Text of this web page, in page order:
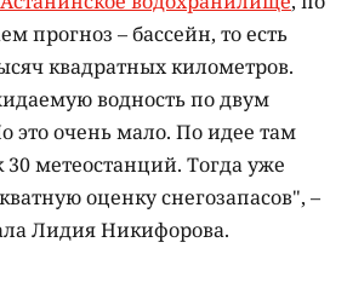
прогноз – бассейн, то есть
квадратных километров.
водность по двум
это очень мало. По идее там
метеостанций. Тогда уже
оценку снегозапасов", –
Лидия Никифорова.